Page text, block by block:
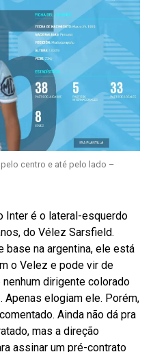
centro e até pelo lado –
Inter é o lateral-esquerdo
do Vélez Sarsfield.
base na argentina, ele está
o Velez e pode vir de
nenhum dirigente colorado
Apenas elogiam ele. Porém,
Ainda não dá pra
mas a direção
assinar um pré-contrato